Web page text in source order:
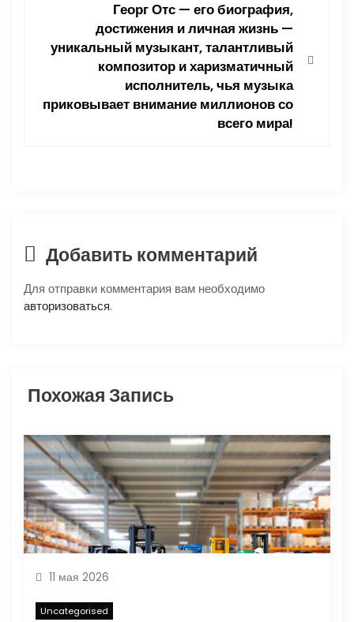
з
а
с
я
м
Георг Отс — его биография,
достижения и личная жизнь —
уникальный музыкант, талантливый
композитор и харизматичный
исполнитель, чья музыка
приковывает внимание миллионов со
всего мира!
Добавить комментарий
Для отправки комментария вам необходимо
авторизоваться.
Похожая Запись
11 мая 2026
Uncategorised